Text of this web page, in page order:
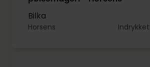
Bilka
Horsens